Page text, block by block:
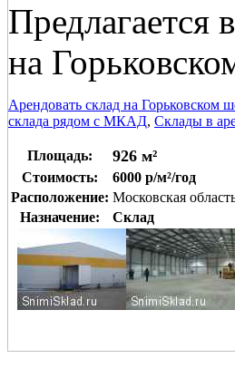
Предлагается
на
Арендовать склад на Горьковском
склада рядом с МКАД, Склады в
Площадь: 926 м²
Стоимость:
6000 р/м²/год
Расположение: Московская
Назначение:
Склад